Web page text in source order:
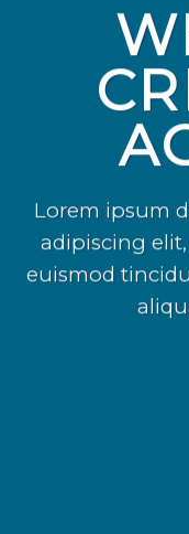
Lorem ipsum
adipiscing
euismod